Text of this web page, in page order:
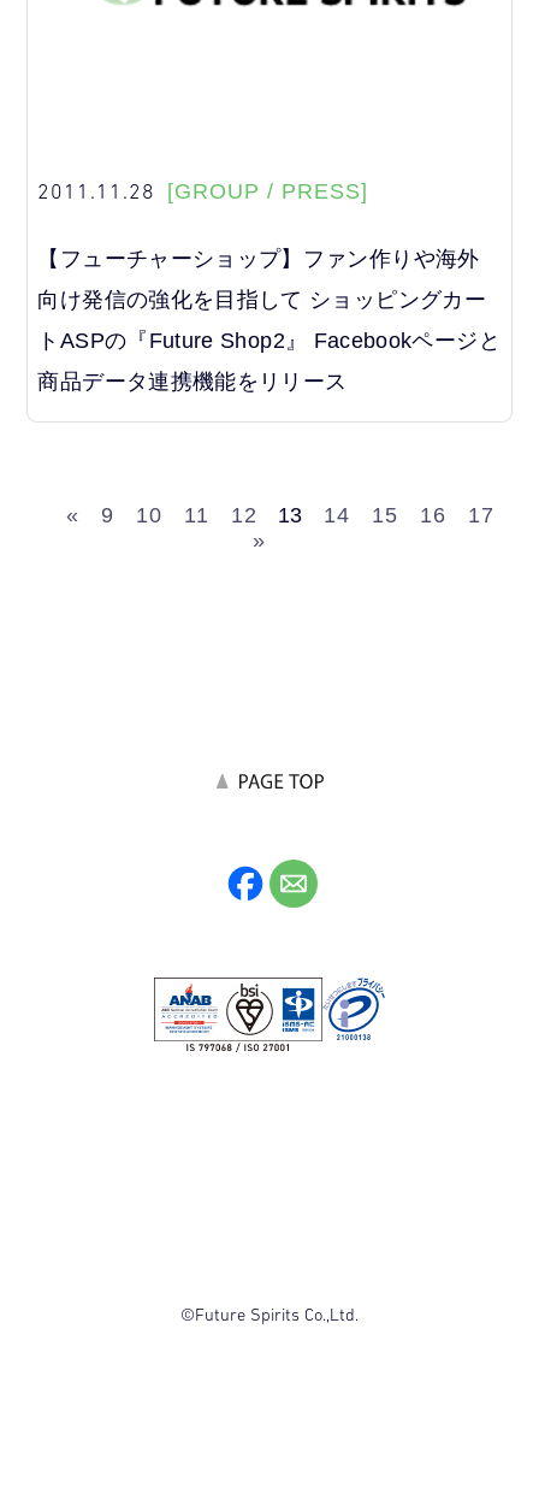
2011.11.28 [GROUP / PRESS]
【フューチャーショップ】ファン作りや海外
向け発信の強化を目指して ショッピングカー
トASPの『Future Shop2』 Facebookページと
商品データ連携機能をリリース
« 9 10 11 12 13 14 15 16
17
»
©Future Spirits Co.,Ltd.